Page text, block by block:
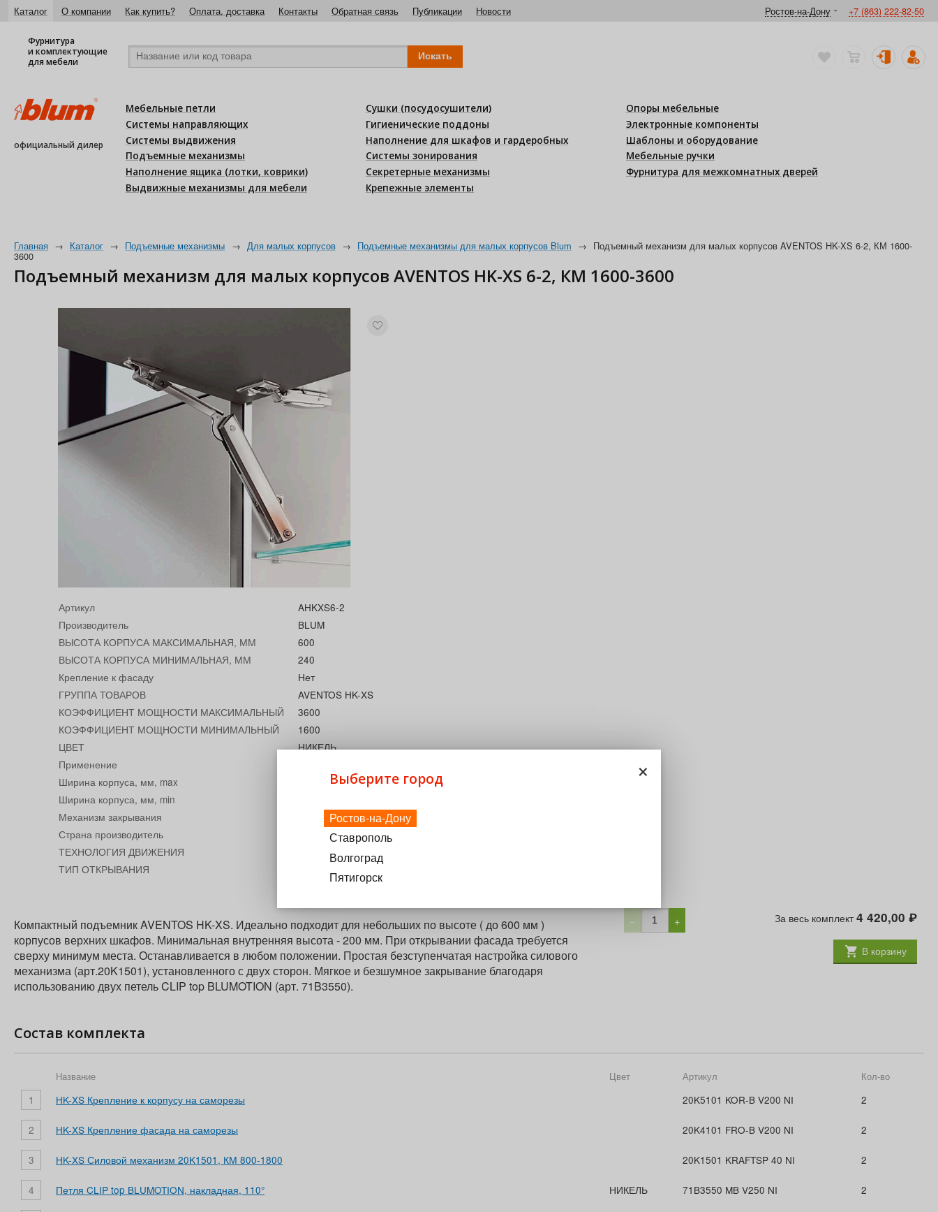
Каталог О компании Как купить? Оплата, доставка Контакты Обратная связь Публикации Новости Ростов-на-Дону +7 (863) 222-82-50
Фурнитура
и комплектующие
для мебели
официальный дилер
Мебельные петли
Системы направляющих
Системы выдвижения
Подъемные механизмы
Наполнение ящика (лотки, коврики)
Выдвижные механизмы для мебели
Сушки (посудосушители)
Гигиенические поддоны
Наполнение для шкафов и гардеробных
Системы зонирования
Секретерные механизмы
Крепежные элементы
Опоры мебельные
Электронные компоненты
Шаблоны и оборудование
Мебельные ручки
Фурнитура для межкомнатных дверей
Главная → Каталог → Подъемные механизмы → Для малых корпусов → Подъемные механизмы для малых корпусов Blum → Подъемный механизм для малых корпусов AVENTOS HK-XS 6-2, КМ 1600-
3600
Подъемный механизм для малых корпусов AVENTOS HK-XS 6-2, КМ 1600-3600
Артикул
AHKXS6-2
Производитель
BLUM
ВЫСОТА КОРПУСА МАКСИМАЛЬНАЯ, ММ
600
ВЫСОТА КОРПУСА МИНИМАЛЬНАЯ, ММ
240
Крепление к фасаду
Нет
ГРУППА ТОВАРОВ
AVENTOS HK-XS
КОЭФФИЦИЕНТ МОЩНОСТИ МАКСИМАЛЬНЫЙ
3600
КОЭФФИЦИЕНТ МОЩНОСТИ МИНИМАЛЬНЫЙ
1600
ЦВЕТ
НИКЕЛЬ
Применение
Ширина корпуса, мм, max
Ширина корпуса, мм, min
Механизм закрывания
Со встроенной системой амортизации BLUMOTION
Страна производитель
Австрия
ТЕХНОЛОГИЯ ДВИЖЕНИЯ
BLUMOTION
ТИП ОТКРЫВАНИЯ
− + За весь комплект4 420,00 ₽
В корзину
Компактный подъемник AVENTOS HK-XS. Идеально подходит для небольших по высоте ( до 600 мм )
корпусов верхних шкафов. Минимальная внутренняя высота - 200 мм. При открывании фасада требуется
сверху минимум места. Останавливается в любом положении. Простая безступенчатая настройка силового
механизма (арт.20K1501), установленного с двух сторон. Мягкое и безшумное закрывание благодаря
использованию двух петель CLIP top BLUMOTION (арт. 71B3550).
Состав комплекта
Название Цвет Артикул Кол-во
1 HK-XS Крепление к корпусу на саморезы 20K5101 KOR-B V200 NI 2
2 HK-XS Крепление фасада на саморезы 20K4101 FRO-B V200 NI 2
3 HK-XS Силовой механизм 20K1501, КМ 800-1800 20K1501 KRAFTSP 40 NI 2
4 Петля CLIP top BLUMOTION, накладная, 110° НИКЕЛЬ 71B3550 MB V250 NI 2
×
Выберите город
Ростов-на-Дону
Ставрополь
Волгоград
Пятигорск